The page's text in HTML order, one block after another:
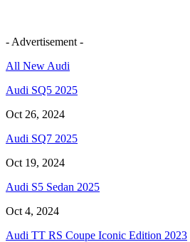
- Advertisement -
All New Audi
Audi SQ5 2025
Oct 26, 2024
Audi SQ7 2025
Oct 19, 2024
Audi S5 Sedan 2025
Oct 4, 2024
Audi TT RS Coupe Iconic Edition 2023